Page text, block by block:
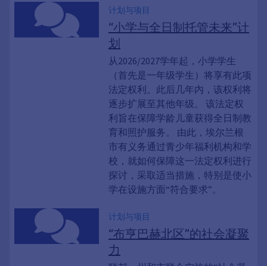
计划与项目
“小学与全日制托管未来”计
划
从2026/2027学年起，小学学生
（首先是一年级学生）将享有此项
法定权利。此后几年内，该权利将
逐步扩展至其他年级。 该法定权
利旨在保障学龄儿童获得全日制教
育和照护服务。 由此，埃尔兰根
市有义务通过青少年福利机构和学
校，就如何保障这一法定权利进行
探讨，采取适当措施，特别是使小
学在设施方面“符合要求”。
计划与项目
“布亨巴赫北区”的社会凝聚
力